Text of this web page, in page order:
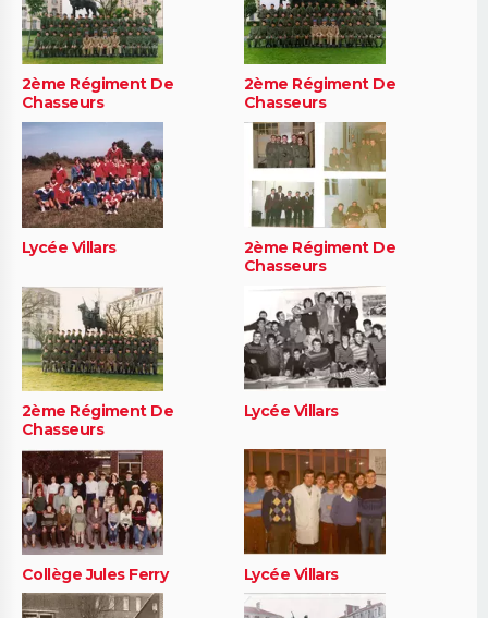
2ème Régiment De
Chasseurs
2ème Régiment De
Chasseurs
Lycée Villars
2ème Régiment De
Chasseurs
2ème Régiment De
Chasseurs
Lycée Villars
Collège Jules Ferry Lycée Villars